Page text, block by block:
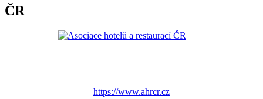
ČR
https://www.ahrcr.cz